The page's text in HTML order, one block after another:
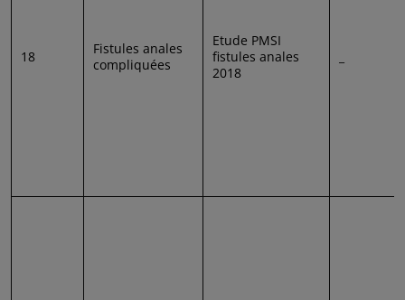
18
Fistules anales
compliquées
Etude PMSI
fistules anales
2018